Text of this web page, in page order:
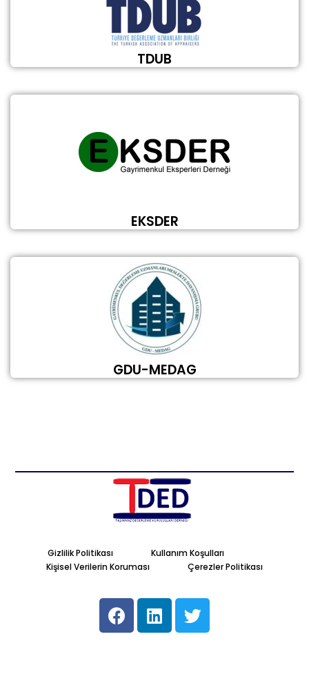
TDUB
EKSDER
GDU-MEDAG
Gizlilik Politikası
Kullanım Koşulları
Kişisel Verilerin Koruması
Çerezler Politikası